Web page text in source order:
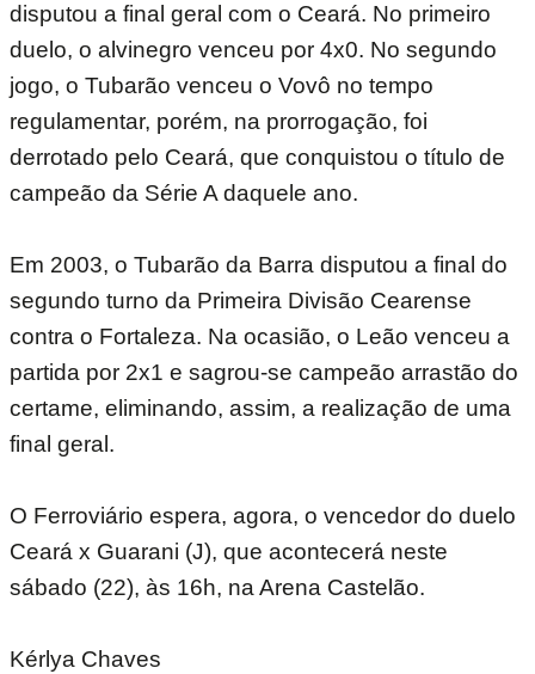
disputou a final geral com o Ceará. No primeiro
duelo, o alvinegro venceu por 4x0. No segundo
jogo, o Tubarão venceu o Vovô no tempo
regulamentar, porém, na prorrogação, foi
derrotado pelo Ceará, que conquistou o título de
campeão da Série A daquele ano.
Em 2003, o Tubarão da Barra disputou a final do
segundo turno da Primeira Divisão Cearense
contra o Fortaleza. Na ocasião, o Leão venceu a
partida por 2x1 e sagrou-se campeão arrastão do
certame, eliminando, assim, a realização de uma
final geral.
O Ferroviário espera, agora, o vencedor do duelo
Ceará x Guarani (J), que acontecerá neste
sábado (22), às 16h, na Arena Castelão.
Kérlya Chaves